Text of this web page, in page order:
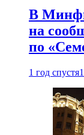
В
на
по
1 год спустя